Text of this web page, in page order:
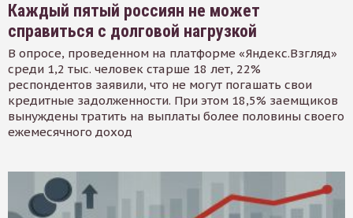
Каждый пятый россиян не может
справиться с долговой нагрузкой
В опросе, проведенном на платформе «Яндекс.Взгляд»
среди 1,2 тыс. человек старше 18 лет, 22%
респондентов заявили, что не могут погашать свои
кредитные задолженности. При этом 18,5% заемщиков
вынуждены тратить на выплаты более половины своего
ежемесячного доход